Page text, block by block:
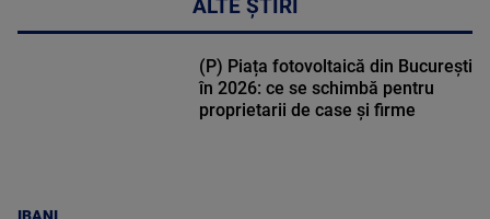
ALTE ȘTIRI
IBANI
(P) Piața fotovoltaică din București
în 2026: ce se schimbă pentru
proprietarii de case și firme